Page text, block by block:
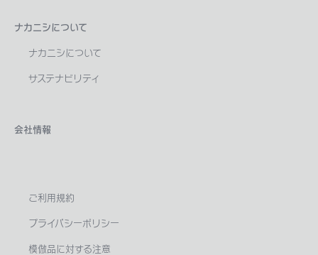
ナカニシについて
ナカニシについて
サステナビリティ
会社情報
ご利用規約
プライバシーポリシー
模倣品に対する注意